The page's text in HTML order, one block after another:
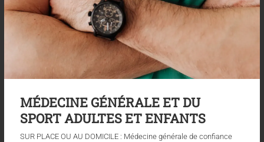
MÉDECINE GÉNÉRALE ET DU
SPORT ADULTES ET ENFANTS
SUR PLACE OU AU DOMICILE : Médecine générale de confiance